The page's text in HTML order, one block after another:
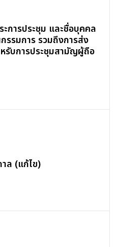
การประชุม และชื่อบุคคล
รรมการ รวมถึงการส่ง
รับการประชุมสามัญผู้ถือ
ล (แก้ไข)